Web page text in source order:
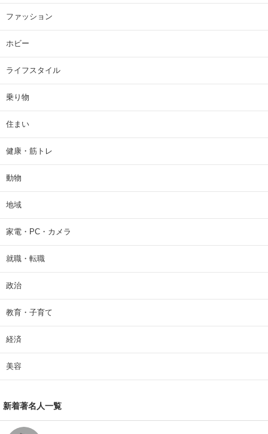
ファッション
ホビー
ライフスタイル
乗り物
住まい
健康・筋トレ
動物
地域
家電・PC・カメラ
就職・転職
政治
教育・子育て
経済
美容
新着著名人一覧